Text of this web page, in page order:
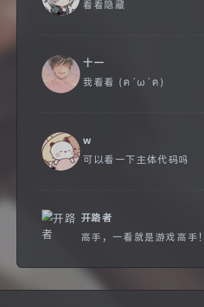
看看隐藏
十一
我看看 (ฅ´ω`ฅ)
w
可以看一下主体代码吗
开路者
高手，一看就是游戏高手！